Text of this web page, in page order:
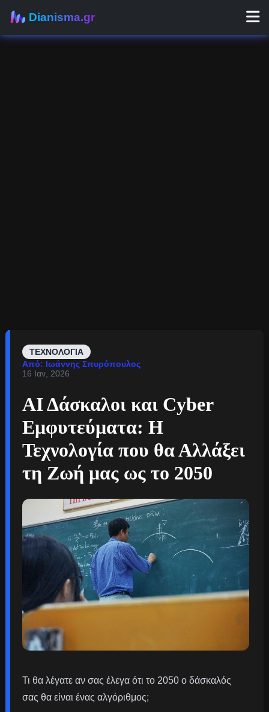
Dianisma.gr
ΤΕΧΝΟΛΟΓΊΑ
Από: Ιωάννης Σπυρόπουλος
16 Ιαν, 2026
ΑΙ Δάσκαλοι και Cyber
Εμφυτεύματα: Η
Τεχνολογία που θα Αλλάξει
τη Ζωή μας ως το 2050
Τι θα λέγατε αν σας έλεγα ότι το 2050 ο δάσκαλός
σας θα είναι ένας αλγόριθμος;